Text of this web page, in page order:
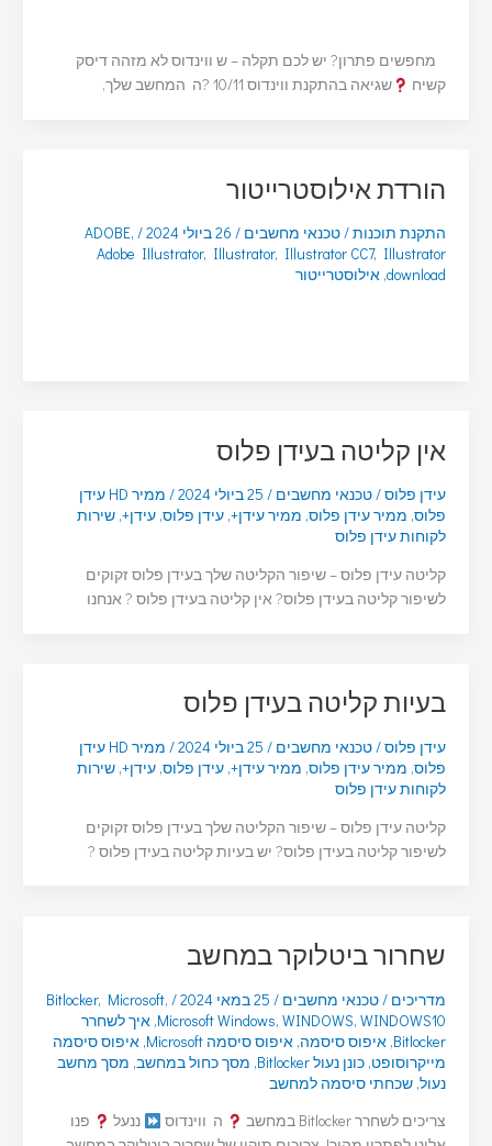
מחפשים פתרון? יש לכם תקלה – ש ווינדוס לא מזהה דיסק
קשיח
שגיאה בהתקנת ווינדוס 10/11 ?ה המחשב שלך,
הורדת אילוסטרייטור
התקנת תוכנות/טכנאי מחשבים / 26 ביולי 2024 /
ADOBE,
Adobe Illustrator, Illustrator, Illustrator CC7, Illustrator
download
, אילוסטרייטור
אין קליטה בעידן פלוס
עידן פלוס/טכנאי מחשבים / 25 ביולי 2024 /
ממיר HD עידן
פלוס, ממיר עידן פלוס, ממיר עידן+, עידן פלוס, עידן+, שירות
לקוחות עידן פלוס
קליטה עידן פלוס – שיפור הקליטה שלך בעידן פלוס זקוקים
לשיפור קליטה בעידן פלוס? אין קליטה בעידן פלוס ? אנחנו
בעיות קליטה בעידן פלוס
עידן פלוס/טכנאי מחשבים / 25 ביולי 2024 /
ממיר HD עידן
פלוס, ממיר עידן פלוס, ממיר עידן+, עידן פלוס, עידן+, שירות
לקוחות עידן פלוס
קליטה עידן פלוס – שיפור הקליטה שלך בעידן פלוס זקוקים
לשיפור קליטה בעידן פלוס? יש בעיות קליטה בעידן פלוס ?
שחרור ביטלוקר במחשב
מדריכים /טכנאי מחשבים / 25 במאי 2024 /
Bitlocker, Microsoft,
Microsoft Windows,WINDOWS,WINDOWS10
, איך לשחרר
Bitlocker
, איפוס סיסמה, איפוס סיסמה Microsoft , איפוס סיסמה
מייקרוסופט, כונן נעול Bitlocker , מסך כחול במחשב, מסך מחשב
נעול, שכחתי סיסמה למחשב
צריכים לשחרר Bitlocker במחשב
ה ווינדוס ננעל
פנו